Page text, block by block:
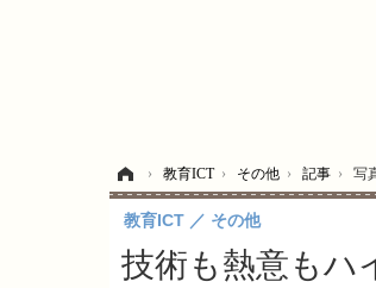
› 教育ICT › その他 › 記事 › 写
技術も熱意もハ
教育ICT その他